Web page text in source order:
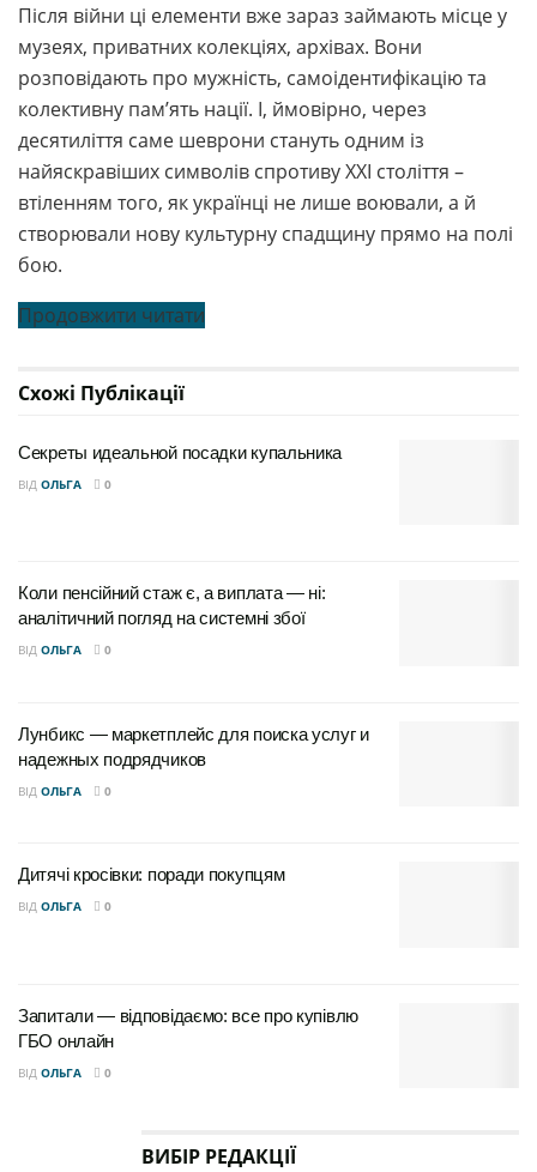
Після війни ці елементи вже зараз займають місце у
музеях, приватних колекціях, архівах. Вони
розповідають про мужність, самоідентифікацію та
колективну пам’ять нації. І, ймовірно, через
десятиліття саме шеврони стануть одним із
найяскравіших символів спротиву ХХІ століття –
втіленням того, як українці не лише воювали, а й
створювали нову культурну спадщину прямо на полі
бою.
Продовжити читати
Схожі Публікації
Секреты идеальной посадки купальника
ВІД ОЛЬГА 0
Коли пенсійний стаж є, а виплата — ні:
аналітичний погляд на системні збої
ВІД ОЛЬГА 0
Лунбикс — маркетплейс для поиска услуг и
надежных подрядчиков
ВІД ОЛЬГА 0
Дитячі кросівки: поради покупцям
ВІД ОЛЬГА 0
Запитали — відповідаємо: все про купівлю
ГБО онлайн
ВІД ОЛЬГА 0
ВИБІР РЕДАКЦІЇ